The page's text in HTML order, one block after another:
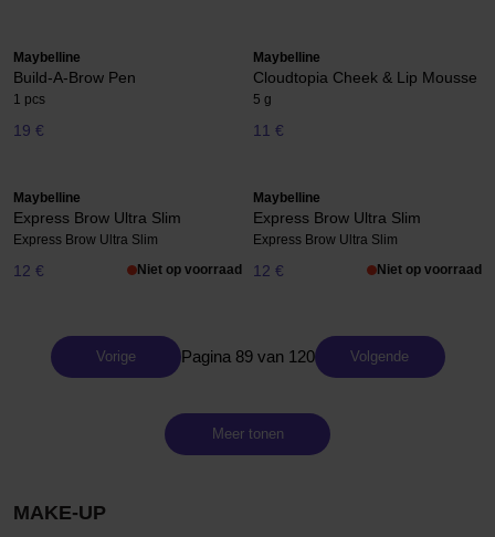
Maybelline
Build-A-Brow Pen
1 pcs
19 €
Maybelline
Cloudtopia Cheek & Lip Mousse
5 g
11 €
Maybelline
Express Brow Ultra Slim
Express Brow Ultra Slim
12 € Niet op voorraad
Maybelline
Express Brow Ultra Slim
Express Brow Ultra Slim
12 € Niet op voorraad
Vorige Pagina 89 van 120 Volgende
Meer tonen
MAKE-UP